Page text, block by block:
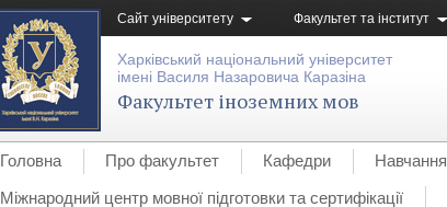
Сайт університету Факультет та інститут
Харківський національний університет
імені Василя Назаровича Каразіна
Факультет іноземних мов
Головна Про факультет Кафедри Навчання
Міжнародний центр мовної підготовки та сертифікації